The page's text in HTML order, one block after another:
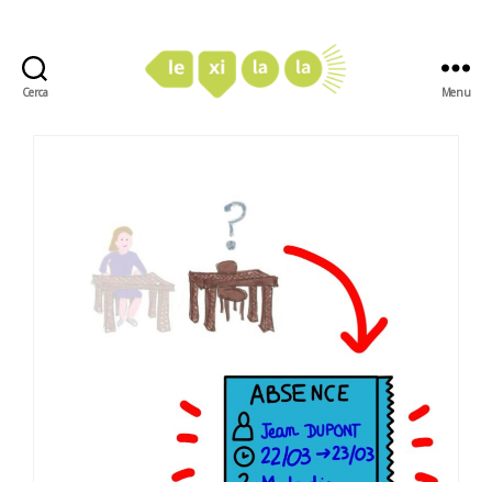
Cerca Menu